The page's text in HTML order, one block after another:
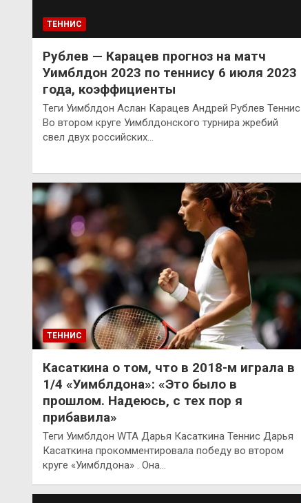
ТЕННИС
Рублев — Карацев прогноз на матч
Уимблдон 2023 по теннису 6 июля 2023
года, коэффициенты
Теги Уимблдон Аслан Карацев Андрей Рублев Теннис
Во втором круге Уимблдонского турнира жребий
свел двух российских…
ТЕННИС
Касаткина о том, что в 2018-м играла в
1/4 «Уимблдона»: «Это было в
прошлом. Надеюсь, с тех пор я
прибавила»
Теги Уимблдон WTA Дарья Касаткина Теннис Дарья
Касаткина прокомментировала победу во втором
круге «Уимблдона» . Она…